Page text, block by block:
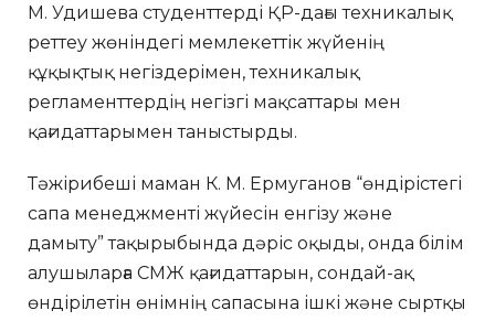
М. Удишева студенттерді ҚР-дағы техникалық
реттеу жөніндегі мемлекеттік жүйенің
құқықтық негіздерімен, техникалық
регламенттердің негізгі мақсаттары мен
қағидаттарымен таныстырды.
Тәжірибеші маман К. М. Ермуганов “өндірістегі
сапа менеджменті жүйесін енгізу және
дамыту” тақырыбында дәріс оқыды, онда білім
алушыларға СМЖ қағидаттарын, сондай-ақ
өндірілетін өнімнің сапасына ішкі және сыртқы